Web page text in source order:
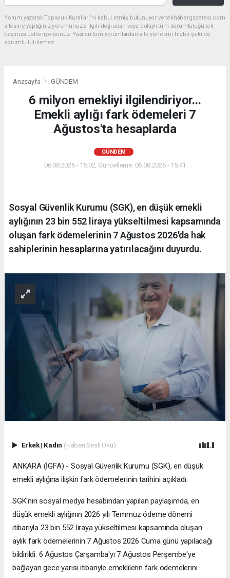
Yorum yazarak Topluluk Kuralları’nı kabul etmiş bulunuyor ve tekhabergazetesi.com
sitesine yaptığınız yorumunuzla ilgili doğrudan veya dolaylı tüm sorumluluğu tek
başınıza üstleniyorsunuz. Yazılan tüm yorumlardan site yönetimi hiçbir şekilde
sorumlu tutulamaz.
Anasayfa GÜNDEM
6 milyon emekliyi ilgilendiriyor...
Emekli aylığı fark ödemeleri 7
Ağustos'ta hesaplarda
GÜNDEM
06.08.2026 - 15:02, Güncelleme: 06.08.2026 - 15:41
Sosyal Güvenlik Kurumu (SGK), en düşük emekli
aylığının 23 bin 552 liraya yükseltilmesi kapsamında
oluşan fark ödemelerinin 7 Ağustos 2026'da hak
sahiplerinin hesaplarına yatırılacağını duyurdu.
Erkek| Kadın (Haberi Sesli Oku)
ANKARA (İGFA) - Sosyal Güvenlik Kurumu (SGK), en düşük
emekli aylığına ilişkin fark ödemelerinin tarihini açıkladı.
SGK'nın sosyal medya hesabından yapılan paylaşımda, en
düşük emekli aylığının 2026 yılı Temmuz ödeme dönemi
itibarıyla 23 bin 552 liraya yükseltilmesi kapsamında oluşan
aylık fark ödemelerinin 7 Ağustos 2026 Cuma günü yapılacağı
bildirildi. 6 Ağustos Çarşamba'yı 7 Ağustos Perşembe'ye
bağlayan gece yarısı itibariyle emeklilerin fark ödemelerini